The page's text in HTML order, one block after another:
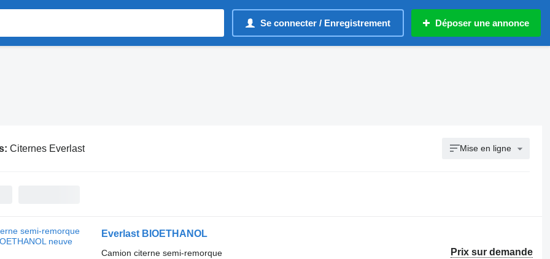
Se connecter / Enregistrement Déposer une annonce
Citernes Everlast Mise en ligne
Everlast BIOETHANOL
Prix sur demande
Camion citerne semi-remorque